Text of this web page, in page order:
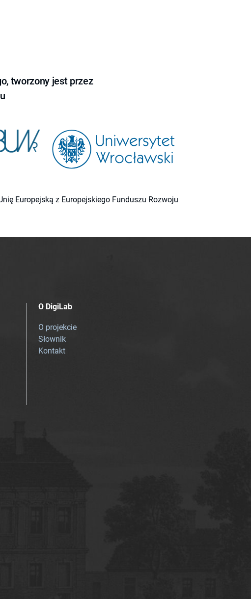
tworzony jest przez
Europejską z Europejskiego Funduszu Rozwoju
O DigiLab
O projekcie
Słownik
Kontakt